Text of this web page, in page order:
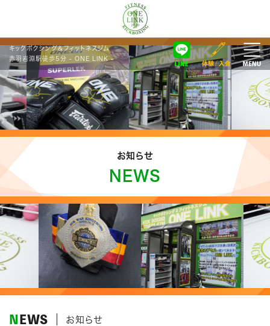
キックボクシング＆フィットネスジム
赤羽岩淵駅徒歩5分 - ONE LINK -
お知らせ
NEWS
NEWS お知らせ